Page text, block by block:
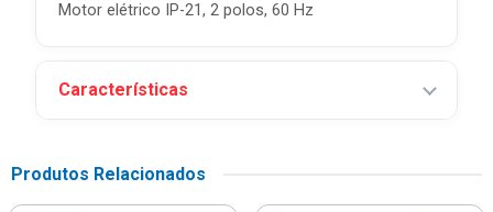
Motor elétrico IP-21, 2 polos, 60 Hz
Características
Produtos Relacionados